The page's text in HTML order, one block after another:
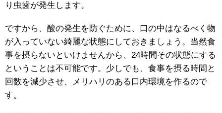
り虫歯が発生します。
ですから、酸の発生を防ぐために、口の中はなるべく物
が入っていない綺麗な状態にしておきましょう。当然食
事を摂らないといけませんから、24時間その状態にする
ということは不可能です。少しでも、食事を摂る時間と
回数を減少させ、メリハリのある口内環境を作るので
す。